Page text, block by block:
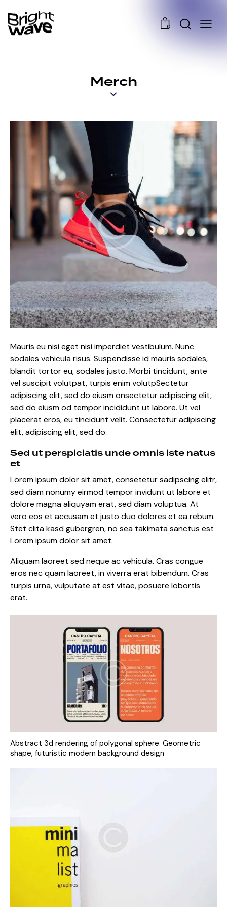
0
Merch
Mauris eu nisi eget nisi imperdiet vestibulum. Nunc
sodales vehicula risus. Suspendisse id mauris sodales,
blandit tortor eu, sodales justo. Morbi tincidunt, ante
vel suscipit volutpat, turpis enim volutpSectetur
adipiscing elit, sed do eiusm onsectetur adipiscing elit,
sed do eiusm od tempor incididunt ut labore. Ut vel
placerat eros, eu tincidunt velit. Consectetur adipiscing
elit, adipiscing elit, sed do.
Sed ut perspiciatis unde omnis iste natus
et
Lorem ipsum dolor sit amet, consetetur sadipscing elitr,
sed diam nonumy eirmod tempor invidunt ut labore et
dolore magna aliquyam erat, sed diam voluptua. At
vero eos et accusam et justo duo dolores et ea rebum.
Stet clita kasd gubergren, no sea takimata sanctus est
Lorem ipsum dolor sit amet.
Aliquam laoreet sed neque ac vehicula. Cras congue
eros nec quam laoreet, in viverra erat bibendum. Cras
turpis urna, vulputate at est vitae, posuere lobortis
erat.
Abstract 3d rendering of polygonal sphere. Geometric
shape, futuristic modern background design